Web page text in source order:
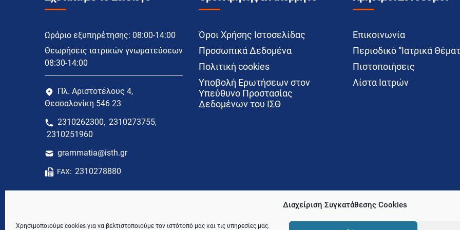
Διαχείριση Συγκατάθεσης Cookies
Χρησιμοποιούμε cookies για να βελτιστοποιούμε τον ιστότοπό μας και τις υπηρεσίες μας.
Ωράριο εξυπηρέτησης: 08:00-14:00
Θεωρήσεις ιατρικών γνωματεύσεων
08:30-14:00
Πλ. Αριστοτέλους 4,
Θεσσαλονίκη 546 23
2310262300, 2310273755,
2310251960
grammatia@isth.gr
FAX: 2310278880
Όροι Χρήσης Ιστοσελίδας
Προσωπικά Δεδομένα
Πολιτική cookies
Υποβολή Ερωτήσεων στον
Υπεύθυνο Προστασίας
Δεδομένων του ΙΣΘ
Επικοινωνία
Περιοδικό “Ιατρικά
Πιστοποιήσεις
Λίστα Ιατρών